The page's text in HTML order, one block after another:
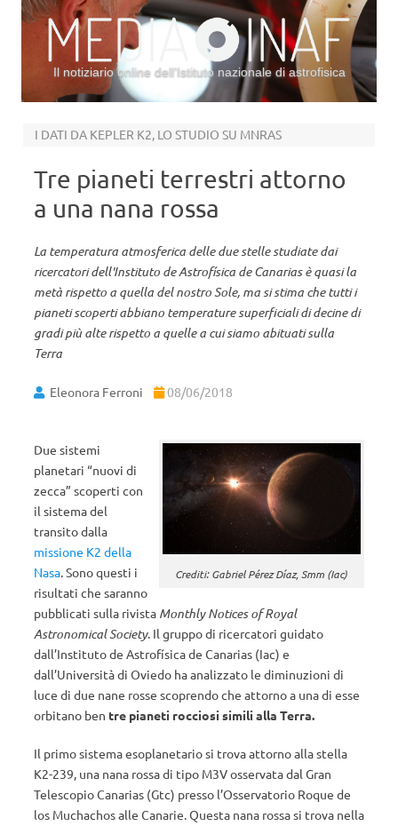
Il notiziario online dell’Istituto nazionale di astrofisica
I DATI DA KEPLER K2, LO STUDIO SU MNRAS
Tre pianeti terrestri attorno
a una nana rossa
La temperatura atmosferica delle due stelle studiate dai
ricercatori dell'Instituto de Astrofísica de Canarias è quasi la
metà rispetto a quella del nostro Sole, ma si stima che tutti i
pianeti scoperti abbiano temperature superficiali di decine di
gradi più alte rispetto a quelle a cui siamo abituati sulla
Terra
Eleonora Ferroni 08/06/2018
Crediti: Gabriel Pérez Díaz, Smm (Iac)
Due sistemi
planetari “nuovi di
zecca” scoperti con
il sistema del
transito dalla
missione K2 della
Nasa. Sono questi i
risultati che saranno
pubblicati sulla rivista Monthly Notices of Royal
Astronomical Society. Il gruppo di ricercatori guidato
dall’Instituto de Astrofísica de Canarias (Iac) e
dall’Università di Oviedo ha analizzato le diminuzioni di
luce di due nane rosse scoprendo che attorno a una di esse
orbitano ben tre pianeti rocciosi simili alla Terra.
Il primo sistema esoplanetario si trova attorno alla stella
K2-239, una nana rossa di tipo M3V osservata dal Gran
Telescopio Canarias (Gtc) presso l’Osservatorio Roque de
los Muchachos alle Canarie. Questa nana rossa si trova nella